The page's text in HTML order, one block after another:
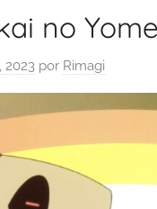
no
2023 por Rimagi